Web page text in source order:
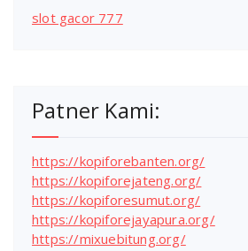
slot gacor 777
Patner Kami:
https://kopiforebanten.org/
https://kopiforejateng.org/
https://kopiforesumut.org/
https://kopiforejayapura.org/
https://mixuebitung.org/